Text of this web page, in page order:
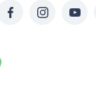
FacebookInstagram